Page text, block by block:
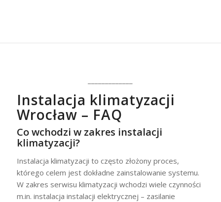
Instalacja klimatyzacji
Wrocław – FAQ
Co wchodzi w zakres instalacji
klimatyzacji?
Instalacja klimatyzacji to często złożony proces,
którego celem jest dokładne zainstalowanie systemu.
W zakres serwisu klimatyzacji wchodzi wiele czynności
m.in. instalacja instalacji elektrycznej – zasilanie